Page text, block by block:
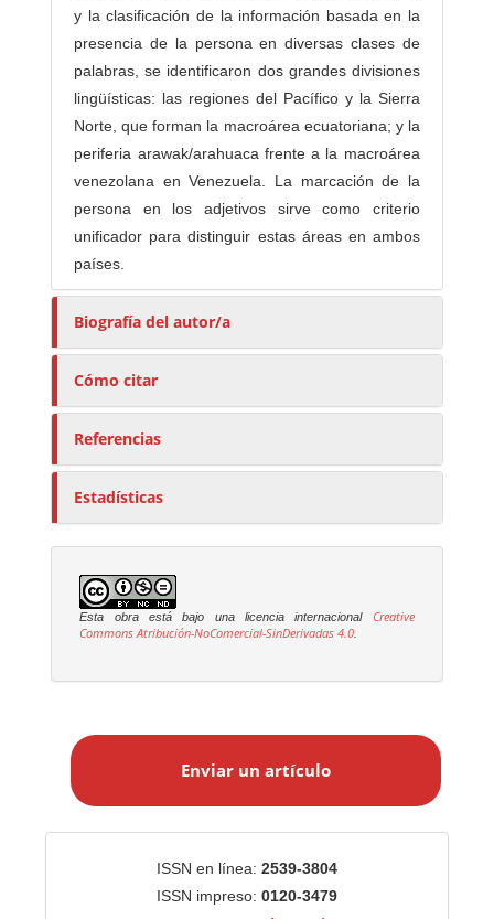
y la clasificación de la información basada en la
presencia de la persona en diversas clases de
palabras, se identificaron dos grandes divisiones
lingüísticas: las regiones del Pacífico y la Sierra
Norte, que forman la macroárea ecuatoriana; y la
periferia arawak/arahuaca frente a la macroárea
venezolana en Venezuela. La marcación de la
persona en los adjetivos sirve como criterio
unificador para distinguir estas áreas en ambos
países.
Biografía del autor/a
Cómo citar
Referencias
Estadísticas
Esta obra está bajo una licencia internacional
Creative
Commons Atribución-NoComercial-SinDerivadas 4.0
a
Enviar un artículo
ISSN en línea: 2539-3804
ISSN impreso: 0120-3479